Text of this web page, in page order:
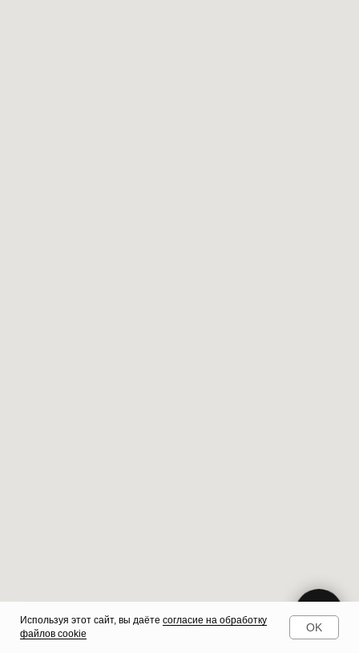
Используя этот сайт, вы даёте согласие на обработку
файлов cookie
OK